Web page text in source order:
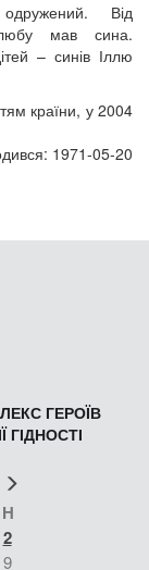
Від
мав сина.
– синів Іллю
країни, у 2004
1971-05-20
ГЕРОЇВ
Попер
Н
2
9